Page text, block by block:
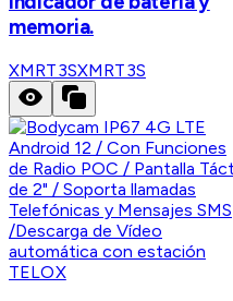
memoria.
XMRT3SXMRT3S
TELOX